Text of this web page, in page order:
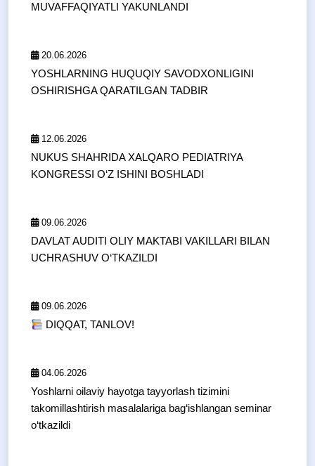
MUVAFFAQIYATLI YAKUNLANDI
20.06.2026
YOSHLARNING HUQUQIY SAVODXONLIGINI
OSHIRISHGA QARATILGAN TADBIR
12.06.2026
NUKUS SHAHRIDA XALQARO PEDIATRIYA
KONGRESSI O‘Z ISHINI BOSHLADI
09.06.2026
DAVLAT AUDITI OLIY MAKTABI VAKILLARI BILAN
UCHRASHUV O‘TKAZILDI
09.06.2026
DIQQAT, TANLOV!
04.06.2026
Yoshlarni oilaviy hayotga tayyorlash tizimini
takomillashtirish masalalariga bag‘ishlangan seminar
o‘tkazildi